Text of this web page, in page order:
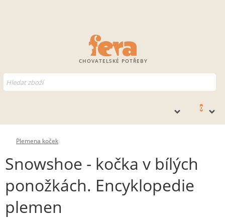
CHOVATELSKÉ POTŘEBY
0
Plemena koček
Snowshoe - kočka v bílých
ponožkách. Encyklopedie
plemen